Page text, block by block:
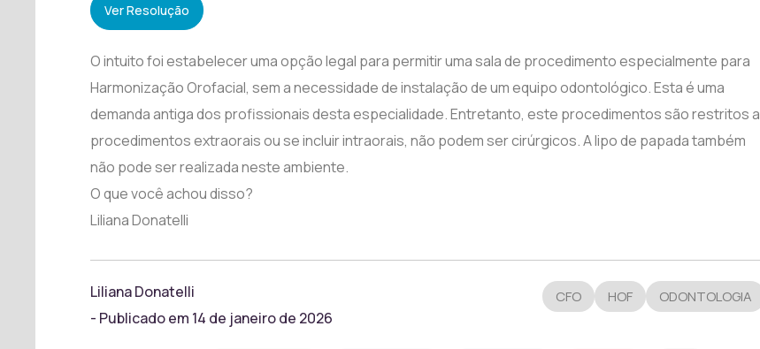
Ver Resolução
O intuito foi estabelecer uma opção legal para permitir uma sala de procedimento especialmente para
Harmonização Orofacial, sem a necessidade de instalação de um equipo odontológico. Esta é uma
demanda antiga dos profissionais desta especialidade. Entretanto, este procedimentos são restritos a
procedimentos extraorais ou se incluir intraorais, não podem ser cirúrgicos. A lipo de papada também
não pode ser realizada neste ambiente.
O que você achou disso?
Liliana Donatelli
Liliana Donatelli
- Publicado em 14 de janeiro de 2026
CFO HOF ODONTOLOGIA